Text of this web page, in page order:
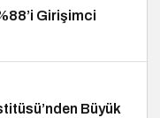
Girişimci
Büyük